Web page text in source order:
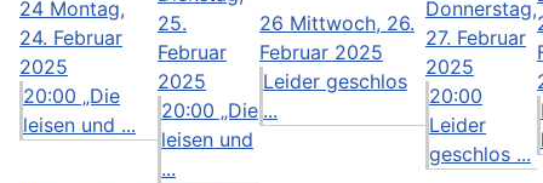
24 Montag,
24. Februar
2025
20:00 „Die
leisen und ...
25.
Februar
2025
20:00 „Die
leisen und
...
26 Mittwoch, 26.
Februar 2025
Leider geschlos
...
Donnerstag,
27. Februar
2025
20:00
Leider
geschlos ...